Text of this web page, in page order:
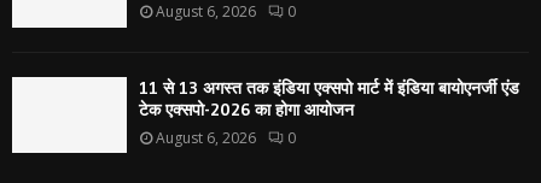
August 6, 2026 0
11 से 13 अगस्त तक इंडिया एक्सपो मार्ट में इंडिया बायोएनर्जी एंड
टेक एक्सपो-2026 का होगा आयोजन
August 6, 2026 0